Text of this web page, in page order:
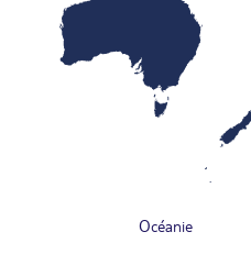
Océanie